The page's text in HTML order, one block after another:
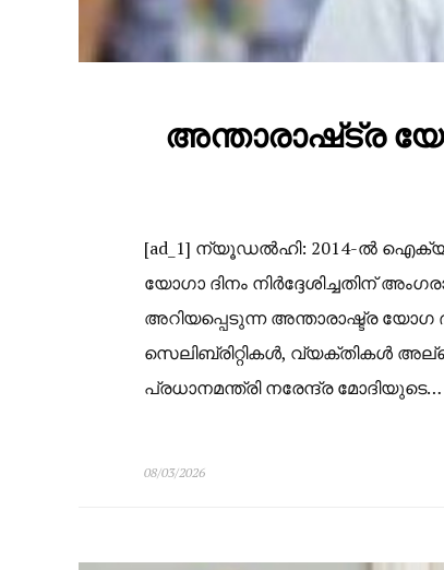
അന്താരാഷ്‌ട്ര
[ad_1] ന്യൂഡൽഹി: 2014-ൽ
യോഗാ ദിനം നിർദ്ദേശിച്ചതിന്
അറിയപ്പെടുന്ന അന്താരാഷ്ട്ര
സെലിബ്രിറ്റികൾ, വ്യക്തികൾ
പ്രധാനമന്ത്രി നരേന്ദ്ര മോദിയുടെ…
08/03/2026